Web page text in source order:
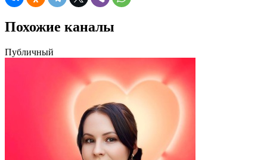
Похожие каналы
Публичный